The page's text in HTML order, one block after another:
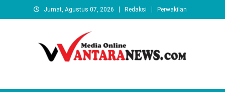
to
Jumat, Agustus 07, 2026 Redaksi Perwakilan